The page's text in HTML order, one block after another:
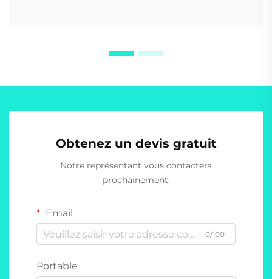
Obtenez un devis gratuit
Notre représentant vous contactera
prochainement.
Email
0/100
Portable